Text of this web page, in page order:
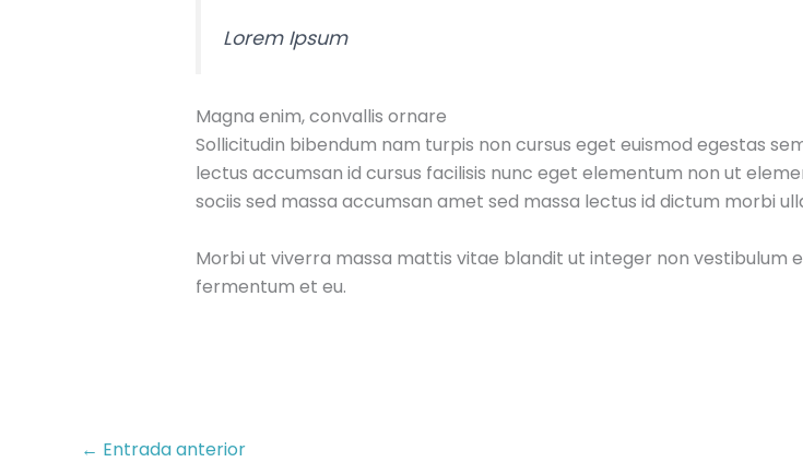
Lorem Ipsum
Magna enim, convallis ornare
Sollicitudin bibendum nam turpis non cursus eget euismod egestas
lectus accumsan id cursus facilisis nunc eget elementum non ut
sociis sed massa accumsan amet sed massa lectus id dictum morbi
Morbi ut viverra massa mattis vitae blandit ut integer non vestibulum
fermentum et eu.
← Entrada anterior